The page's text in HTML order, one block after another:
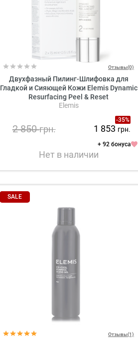
Отзывы(0)
Двухфазный Пилинг-Шлифовка для
Гладкой и Сияющей Кожи Elemis Dynamic
Resurfacing Peel & Reset
Elemis
-35%
2 850грн. 1 853 грн.
+ 92 бонуса
Нет в наличии
SALE
Отзывы(1)